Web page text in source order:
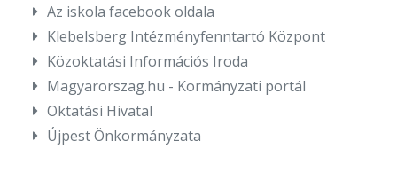
Az iskola facebook oldala
Klebelsberg Intézményfenntartó Központ
Közoktatási Információs Iroda
Magyarorszag.hu - Kormányzati portál
Oktatási Hivatal
Újpest Önkormányzata